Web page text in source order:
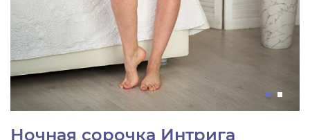
Ночная сорочка Интрига